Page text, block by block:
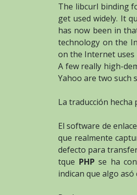
The libcurl binding
get used widely. It
has now been in
technology on the
on the Internet uses
A few really high-
Yahoo are two such
La traducción
El software de
que realmente
defecto para
tque PHP se ha
indican que algo